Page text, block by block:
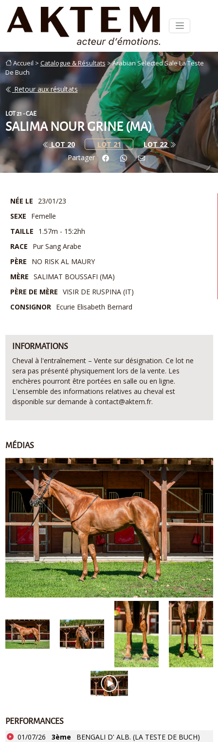
Accueil > Catalogue & Résultats > Arabian Selected Sale La Teste
De Buch
Retour aux résultats
LOT 21 - CAE
SALIMA NOUR GRINE (MA)
LOT 20 LOT 21
LOT 22
Partager
NÉE LE
23/01/23
SEXE
Femelle
TAILLE
1.57m - 15:2hh
RACE
Pur Sang Arabe
PÈRE
NO RISK AL MAURY
MÈRE SALIMAT BOUSSAFI (MA)
PÈRE DE MÈRE VISIR DE RUSPINA (IT)
CONSIGNOR
Ecurie Elisabeth Bernard
INFORMATIONS
Cheval à l'entraînement – Vente sur désignation. Ce lot ne
sera pas présenté physiquement lors de la vente. Les
enchères pourront être portées en salle ou en ligne.
L'ensemble des informations relatives au cheval est
disponible sur demande à contact@aktem.fr.
MÉDIAS
PERFORMANCES
01/07/26 3ème
BENGALI D' ALB. (LA TESTE DE BUCH)